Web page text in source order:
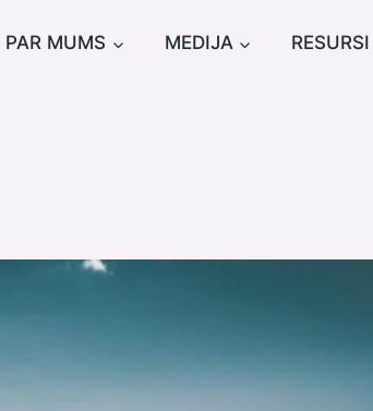
PAR MUMS MEDIJA RESURSI